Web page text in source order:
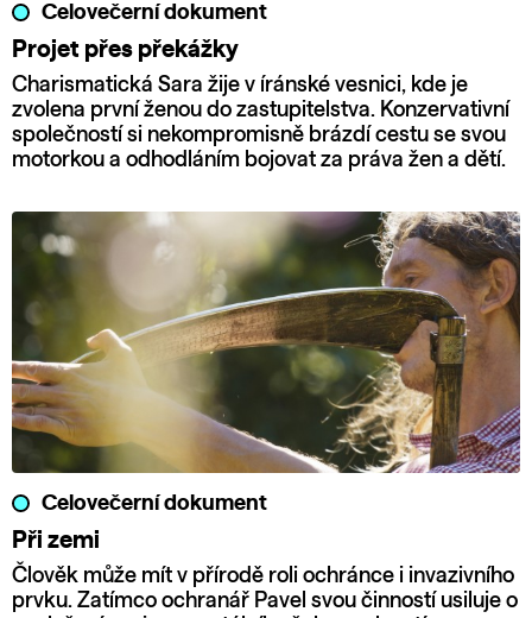
Celovečerní dokument
Projet přes překážky
Charismatická Sara žije v íránské vesnici, kde je
zvolena první ženou do zastupitelstva. Konzervativní
společností si nekompromisně brázdí cestu se svou
motorkou a odhodláním bojovat za práva žen a dětí.
Celovečerní dokument
Při zemi
Člověk může mít v přírodě roli ochránce i invazivního
prvku. Zatímco ochranář Pavel svou činností usiluje o